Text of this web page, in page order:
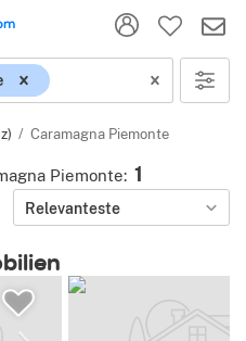
Caramagna Piemonte
Piemonte: 1
Relevanteste